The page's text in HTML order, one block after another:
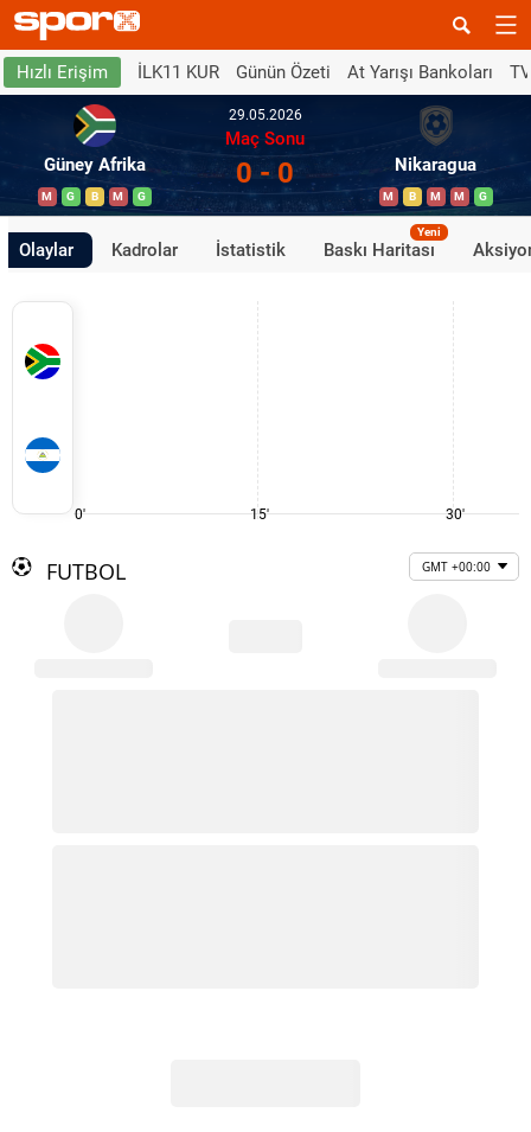
Hızlı Erişim İLK11 KUR Günün Özeti At Yarışı Bankoları
Güney Afrika
M G B M G
29.05.2026
Maç Sonu
0 - 0 Nikaragua
M B M M G
Olaylar Kadrolar İstatistik Baskı Haritası
Yeni
0' 15' 30'
FUTBOL GMT +00:00